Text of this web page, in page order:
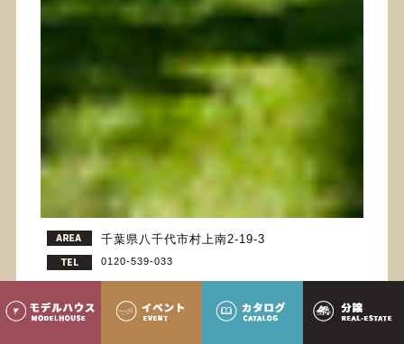
千葉県八千代市村上南2-19-3
0120-539-033